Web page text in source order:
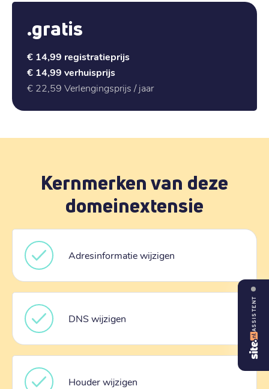
.gratis
€ 14,99 registratieprijs
€ 14,99 verhuisprijs
€ 22,59 Verlengingsprijs / jaar
Kernmerken van deze
domeinextensie
Adresinformatie wijzigen
DNS wijzigen
Houder wijzigen
ASSISTENT